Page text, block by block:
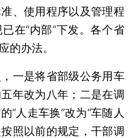
、使用程序以及管理程
在“内部”下发。各个省
的办法。
是将省部级公务用车
年改为八年；二是在调
“人走车换”改为“车随人
照以前的规定，干部调